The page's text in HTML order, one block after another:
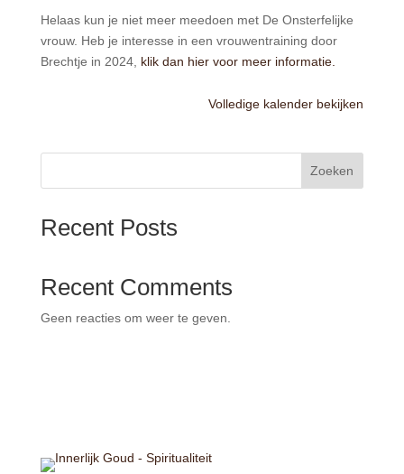
Helaas kun je niet meer meedoen met De Onsterfelijke
vrouw. Heb je interesse in een vrouwentraining door
Brechtje in 2024, klik dan hier voor meer informatie.
Volledige kalender bekijken
Zoeken
Recent Posts
Recent Comments
Geen reacties om weer te geven.